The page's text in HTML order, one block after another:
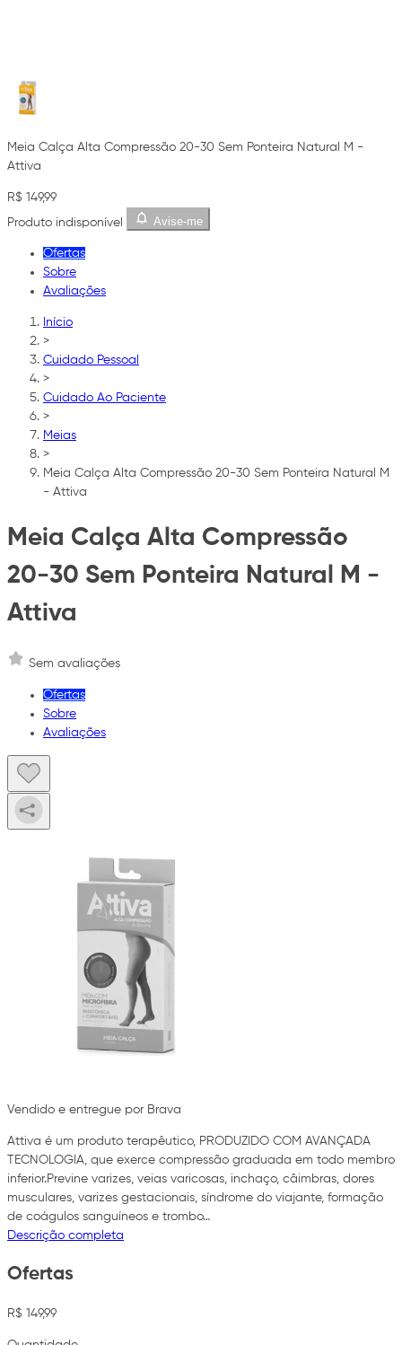
Meia Calça Alta Compressão 20-30 Sem Ponteira Natural M -
Attiva
R$ 149,99
Produto indisponível
Avise-me
Ofertas
Sobre
Avaliações
Início
>
Cuidado Pessoal
>
Cuidado Ao Paciente
>
Meias
>
Meia Calça Alta Compressão 20-30 Sem Ponteira Natural M
- Attiva
Meia Calça Alta Compressão
20-30 Sem Ponteira Natural M -
Attiva
Sem avaliações
Ofertas
Sobre
Avaliações
Vendido e entregue por Brava
Attiva é um produto terapêutico, PRODUZIDO COM AVANÇADA
TECNOLOGIA, que exerce compressão graduada em todo membro
inferior.Previne varizes, veias varicosas, inchaço, câimbras, dores
musculares, varizes gestacionais, síndrome do viajante, formação
de coágulos sanguíneos e trombo…
Descrição completa
Ofertas
R$ 149,99